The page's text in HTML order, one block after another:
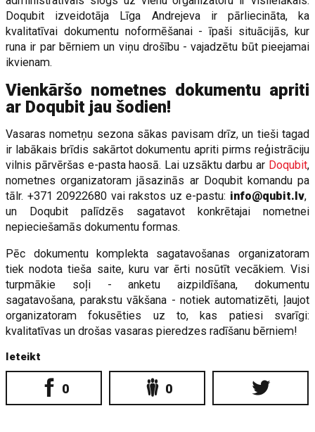
Doqubit izveidotāja Līga Andrejeva ir pārliecināta, ka
kvalitatīvai dokumentu noformēšanai - īpaši situācijās, kur
runa ir par bērniem un viņu drošību - vajadzētu būt pieejamai
ikvienam.
Vienkāršo nometnes dokumentu apriti
ar Doqubit jau šodien!
Vasaras nometņu sezona sākas pavisam drīz, un tieši tagad
ir labākais brīdis sakārtot dokumentu apriti pirms reģistrāciju
vilnis pārvēršas e-pasta haosā. Lai uzsāktu darbu ar Doqubit,
nometnes organizatoram jāsazinās ar Doqubit komandu pa
tālr. +371 20922680 vai rakstos uz e-pastu: info@qubit.lv,
un Doqubit palīdzēs sagatavot konkrētajai nometnei
nepieciešamās dokumentu formas.
Pēc dokumentu komplekta sagatavošanas organizatoram
tiek nodota tieša saite, kuru var ērti nosūtīt vecākiem. Visi
turpmākie soļi - anketu aizpildīšana, dokumentu
sagatavošana, parakstu vākšana - notiek automatizēti, ļaujot
organizatoram fokusēties uz to, kas patiesi svarīgi:
kvalitatīvas un drošas vasaras pieredzes radīšanu bērniem!
Ieteikt
0 0